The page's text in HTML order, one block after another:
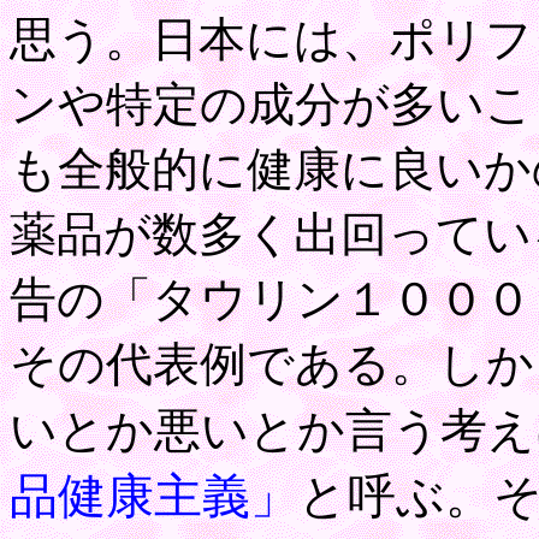
思う。日本には、ポリ
ンや特定の成分が多い
も全般的に健康に良い
薬品が数多く出回って
告の「タウリン１００
その代表例である。し
いとか悪いとか言う考
品健康主義」と呼ぶ。